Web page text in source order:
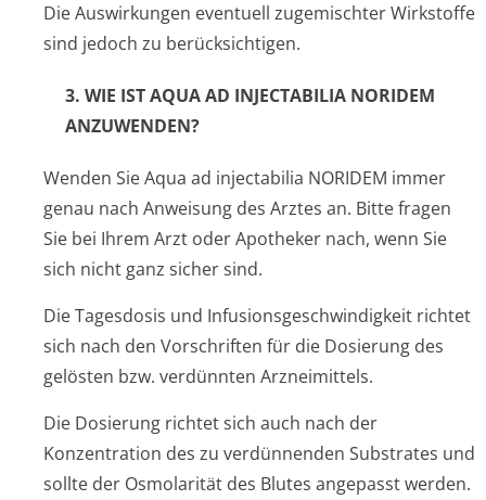
Die Auswirkungen eventuell zugemischter Wirkstoffe
sind jedoch zu berücksichtigen.
3. WIE ISTAQUA AD INJECTABILIA NORIDEM
ANZUWENDEN?
Wenden Sie Aqua ad injectabilia NORIDEM immer
genau nach Anweisung des Arztes an. Bitte fragen
Sie bei Ihrem Arzt oder Apotheker nach, wenn Sie
sich nicht ganz sicher sind.
Die Tagesdosis und Infusionsgeschwin­digkeit richtet
sich nach den Vorschriften für die Dosierung des
gelösten bzw. verdünnten Arzneimittels.
Die Dosierung richtet sich auch nach der
Konzentration des zu verdünnenden Substrates und
sollte der Osmolarität des Blutes angepasst werden.